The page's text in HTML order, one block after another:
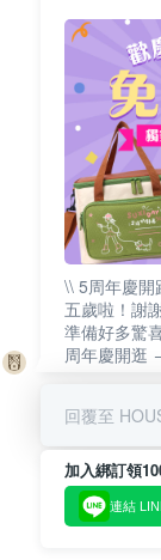
\\ 5周年慶開
五歲啦！謝
準備好多驚
周年慶開逛
回覆至
加入綁訂領
連結